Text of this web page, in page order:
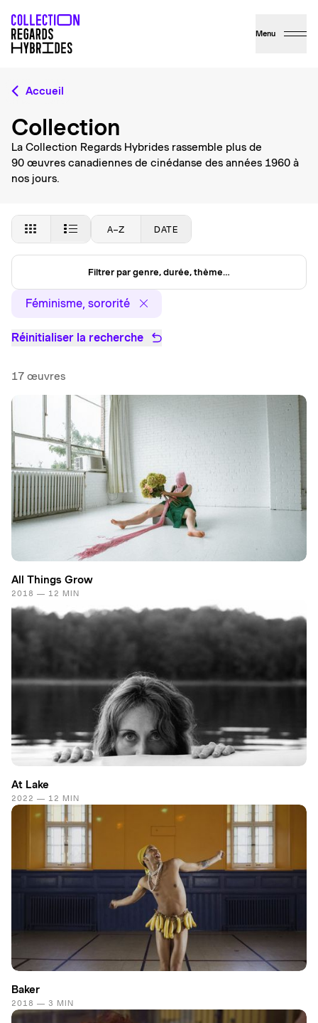
Menu
Accueil
Collection
La Collection Regards Hybrides rassemble plus de
90 œuvres canadiennes de cinédanse des années 1960 à
nos jours.
A–Z DATE
Filtrer par genre, durée, thème…
Féminisme, sororité
Réinitialiser la recherche
17 œuvres
All Things Grow
2018 — 12 MIN
At Lake
2022 — 12 MIN
Baker
2018 — 3 MIN